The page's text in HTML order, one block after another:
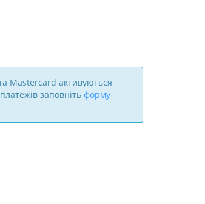
Mastercard активуються
заповніть форму